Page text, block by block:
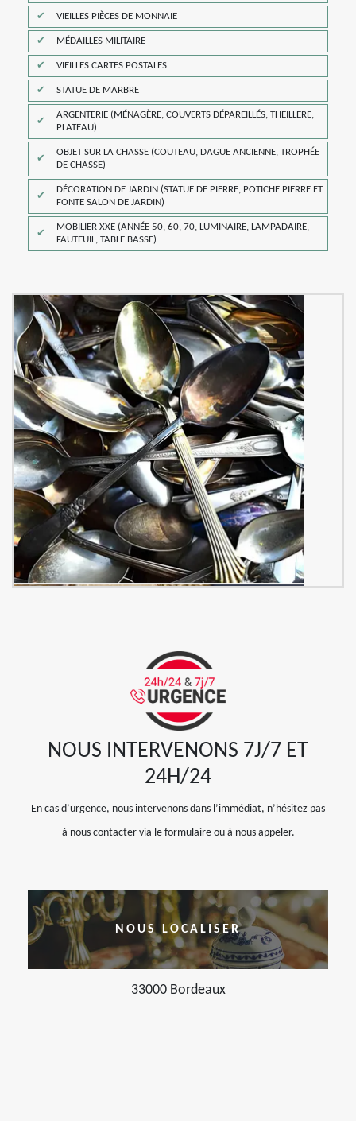
VIEILLES PIÈCES DE MONNAIE
MÉDAILLES MILITAIRE
VIEILLES CARTES POSTALES
STATUE DE MARBRE
ARGENTERIE (MÉNAGÈRE, COUVERTS DÉPAREILLÉS, THEILLERE,
PLATEAU)
OBJET SUR LA CHASSE (COUTEAU, DAGUE ANCIENNE, TROPHÉE
DE CHASSE)
DÉCORATION DE JARDIN (STATUE DE PIERRE, POTICHE PIERRE ET
FONTE SALON DE JARDIN)
MOBILIER XXE (ANNÉE 50, 60, 70, LUMINAIRE, LAMPADAIRE,
FAUTEUIL, TABLE BASSE)
NOUS INTERVENONS 7J/7 ET
24H/24
En cas d’urgence, nous intervenons dans l’immédiat, n’hésitez pas
à nous contacter via le formulaire ou à nous appeler.
NOUS LOCALISER
33000 Bordeaux